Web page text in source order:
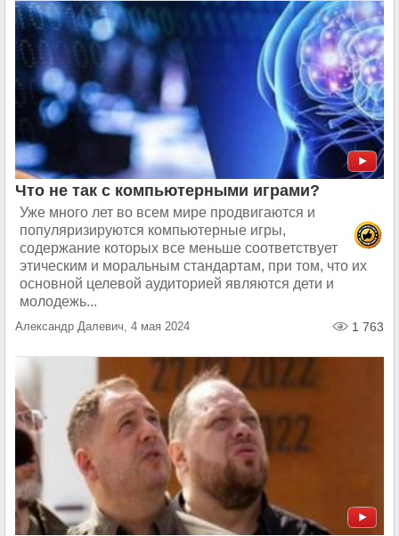
Что не так с компьютерными играми?
Уже много лет во всем мире продвигаются и
популяризируются компьютерные игры,
содержание которых все меньше соответствует
этическим и моральным стандартам, при том, что их
основной целевой аудиторией являются дети и
молодежь...
Александр Далевич, 4 мая 2024 1 763